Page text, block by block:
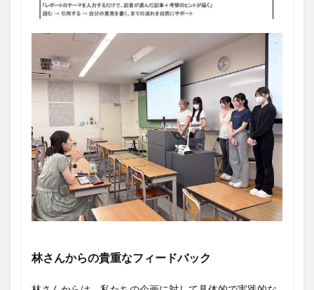
林さんからの貴重なフィードバック